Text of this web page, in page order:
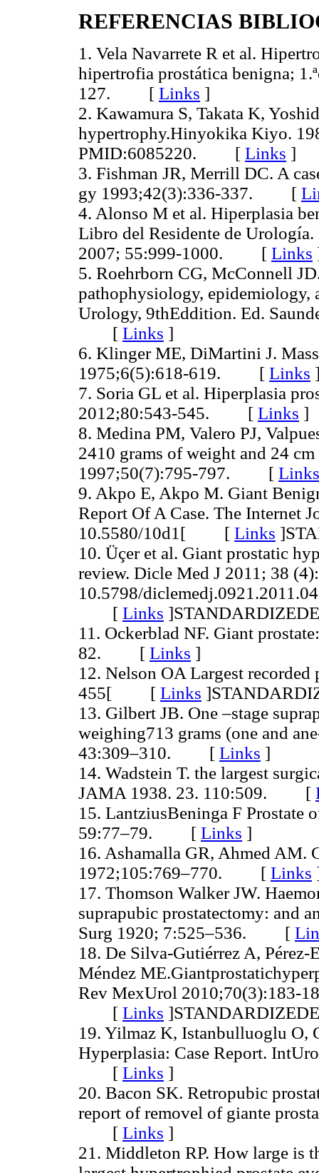
REFERENCIAS
1. Vela Navarrete R et al.
hipertrofia prostática benigna;
127. [ Links ]
2. Kawamura S, Takata K,
hypertrophy.Hinyokika Kiyo.
PMID:6085220. [ Links ]
3. Fishman JR, Merrill DC. A
gy 1993;42(3):336-337. [
4. Alonso M et al. Hiperplasia
Libro del Residente de
2007; 55:999-1000. [ Links
5. Roehrborn CG, McConnell
pathophysiology, epidemiology,
Urology, 9thEddition. Ed.
[ Links ]
6. Klinger ME, DiMartini J.
1975;6(5):618-619. [ Links
7. Soria GL et al. Hiperplasia
2012;80:543-545. [ Links ]
8. Medina PM, Valero PJ,
2410 grams of weight and 24
1997;50(7):795-797. [ Links
9. Akpo E, Akpo M. Giant
Report Of A Case. The Internet
10.5580/10d1[ [ Links ]
10. Üçer et al. Giant prostatic
review. Dicle Med J 2011; 38
10.5798/
[ Links ]
11. Ockerblad NF. Giant
82. [ Links ]
12. Nelson OA Largest
455[ [ Links ]
13. Gilbert JB. One –stage
weighing713 grams (one and
43:309–310. [ Links ]
14. Wadstein T. the largest
JAMA 1938. 23. 110:509. [
15. LantziusBeninga F Prostate
59:77–79. [ Links ]
16. Ashamalla GR, Ahmed AM.
1972;105:769–770. [ Links
17. Thomson Walker JW.
suprapubic prostatectomy: and
Surg 1920; 7:525–536. [
18. De Silva-Gutiérrez A,
Méndez
Rev MexUrol 2010;70(3):183-
[ Links ]
19. Yilmaz K, Istanbulluoglu O,
Hyperplasia: Case Report.
[ Links ]
20. Bacon SK. Retropubic
report of removel of giante
[ Links ]
21. Middleton RP. How large is